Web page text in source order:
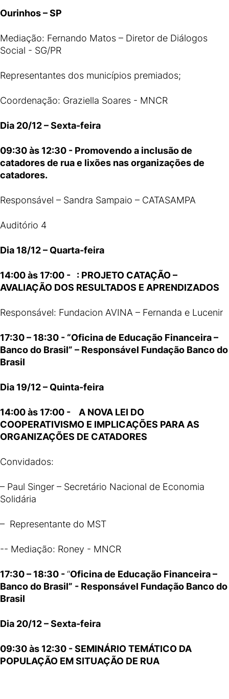
Ourinhos – SP
Mediação: Fernando Matos – Diretor de Diálogos
Social - SG/PR
Representantes dos municípios premiados;
Coordenação: Graziella Soares - MNCR
Dia 20/12 – Sexta-feira
09:30 às 12:30 - Promovendo a inclusão de
catadores de rua e lixões nas organizações de
catadores.
Responsável – Sandra Sampaio – CATASAMPA
Auditório 4
Dia 18/12 – Quarta-feira
14:00 às 17:00 - : PROJETO CATAÇÃO –
AVALIAÇÃO DOS RESULTADOS E APRENDIZADOS
Responsável: Fundacion AVINA – Fernanda e Lucenir
17:30 – 18:30 - “Oficina de Educação Financeira –
Banco do Brasil” – Responsável Fundação Banco do
Brasil
Dia 19/12 – Quinta-feira
14:00 às 17:00 - A NOVA LEI DO
COOPERATIVISMO E IMPLICAÇÕES PARA AS
ORGANIZAÇÕES DE CATADORES
Convidados:
– Paul Singer – Secretário Nacional de Economia
Solidária
– Representante do MST
-- Mediação: Roney - MNCR
17:30 – 18:30 -“Oficina de Educação Financeira –
Banco do Brasil” - Responsável Fundação Banco do
Brasil
Dia 20/12 – Sexta-feira
09:30 às 12:30 - SEMINÁRIO TEMÁTICO DA
POPULAÇÃO EM SITUAÇÃO DE RUA